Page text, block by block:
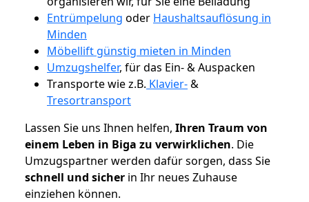
Entrümpelung oder Haushaltsauflösung in
Minden
Möbellift günstig mieten in Minden
Umzugshelfer, für das Ein- & Auspacken
Transporte wie z.B. Klavier-&
Tresortransport
Lassen Sie uns Ihnen helfen, Ihren Traum von
einem Leben in Biga zu verwirklichen. Die
Umzugspartner werden dafür sorgen, dass Sie
schnell und sicher in Ihr neues Zuhause
einziehen können.